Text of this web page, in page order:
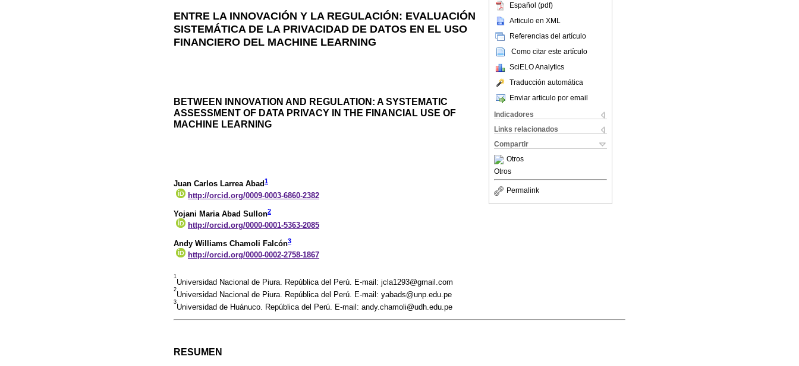
Español (pdf)
Articulo en XML
Referencias del artículo
Como citar este artículo
SciELO Analytics
Traducción automática
Enviar articulo por email
Indicadores
Links relacionados
Compartir
Otros
Otros
Permalink
ENTRE LA INNOVACIÓN Y LA REGULACIÓN: EVALUACIÓN
SISTEMÁTICA DE LA PRIVACIDAD DE DATOS EN EL USO
FINANCIERO DEL MACHINE LEARNING
BETWEEN INNOVATION AND REGULATION: A SYSTEMATIC
ASSESSMENT OF DATA PRIVACY IN THE FINANCIAL USE OF
MACHINE LEARNING
Juan Carlos Larrea Abad1
http://orcid.org/0009-0003-6860-2382
Yojani Maria Abad Sullon2
http://orcid.org/0000-0001-5363-2085
Andy Williams Chamoli Falcón3
http://orcid.org/0000-0002-2758-1867
1
Universidad Nacional de Piura. República del Perú. E-mail: jcla1293@gmail.com
2
Universidad Nacional de Piura. República del Perú. E-mail: yabads@unp.edu.pe
3
Universidad de Huánuco. República del Perú. E-mail: andy.chamoli@udh.edu.pe
RESUMEN